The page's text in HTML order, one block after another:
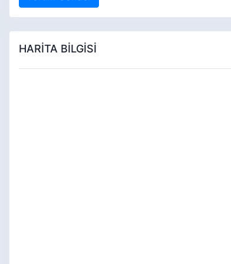
HARİTA BİLGİSİ